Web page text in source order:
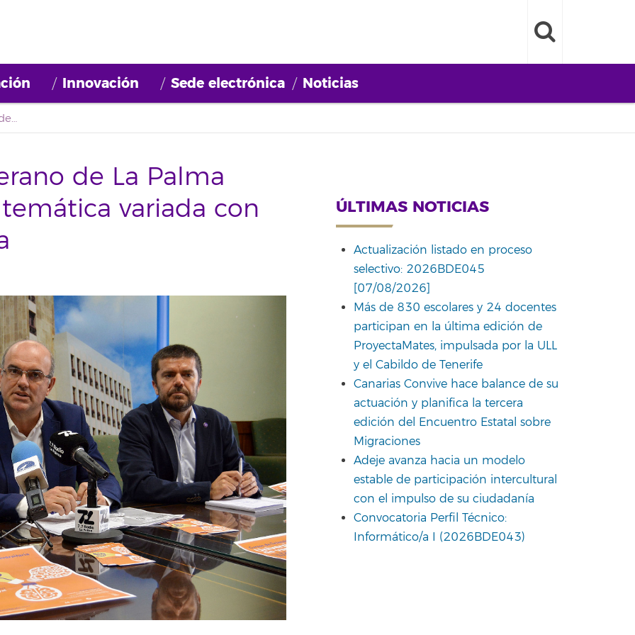
Innovación Sede electrónica Noticias
La Universidad de Verano de La Palma oferta 13 cursos de temática variada con formación específica
de La Palma
variada con
ÚLTIMAS NOTICIAS
Actualización listado en proceso
selectivo: 2026BDE045
[07/08/2026]
Más de 830 escolares y 24 docentes
participan en la última edición de
ProyectaMates, impulsada por la ULL
y el Cabildo de Tenerife
Canarias Convive hace balance de su
actuación y planifica la tercera
edición del Encuentro Estatal sobre
Migraciones
Adeje avanza hacia un modelo
estable de participación intercultural
con el impulso de su ciudadanía
Convocatoria Perfil Técnico:
Informático/a I (2026BDE043)